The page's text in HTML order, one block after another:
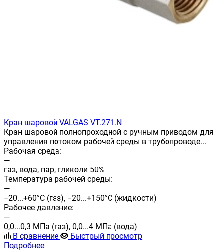
Кран шаровой VALGAS VT.271.N
Кран шаровой полнопроходной с ручным приводом для
управления потоком рабочей среды в трубопроводе...
Рабочая среда:
—
газ, вода, пар, гликоли 50%
Температура рабочей среды:
—
−20...+60°С (газ), −20...+150°С (жидкости)
Рабочее давление:
—
0,0...0,3 МПа (газ), 0,0...4 МПа (вода)
В сравнение
Быстрый просмотр
Подробнее